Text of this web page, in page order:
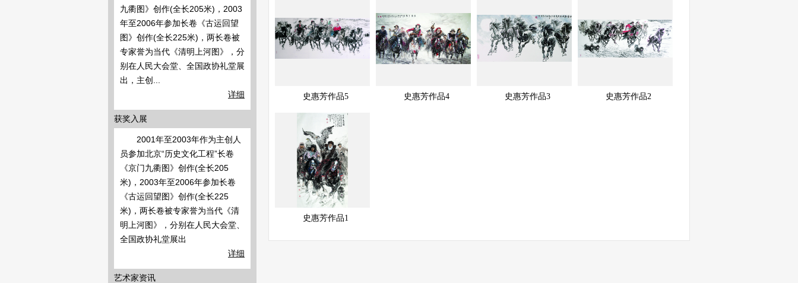
九衢图》创作(全长205米)，2003
年至2006年参加长卷《古运回望
图》创作(全长225米)，两长卷被
专家誉为当代《清明上河图》，分
别在人民大会堂、全国政协礼堂展
出，主创...
详细
获奖入展
2001年至2003年作为主创人
员参加北京“历史文化工程”长卷
《京门九衢图》创作(全长205
米)，2003年至2006年参加长卷
《古运回望图》创作(全长225
米)，两长卷被专家誉为当代《清
明上河图》，分别在人民大会堂、
全国政协礼堂展出
详细
艺术家资讯
快速查看
史惠芳作品5
快速查看
史惠芳作品4
快速查看
史惠芳作品3
快速查看
史惠芳作品2
快速查看
史惠芳作品1